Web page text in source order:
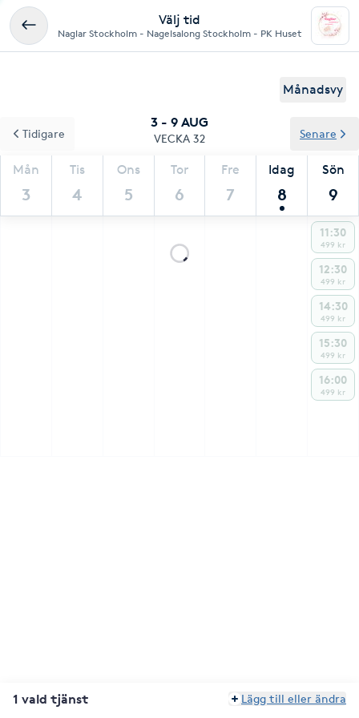
Välj tid
Naglar Stockholm - Nagelsalong Stockholm - PK Huset
Månadsvy
3 - 9 AUG
VECKA 32
Mån
3
Tis
4
Ons
5
Tor
6
Fre
7
Idag
8
Sön
9
Tidigare Senare
11:30
499 kr
12:30
499 kr
14:30
499 kr
15:30
499 kr
16:00
499 kr
1 vald tjänst Lägg till eller ändra